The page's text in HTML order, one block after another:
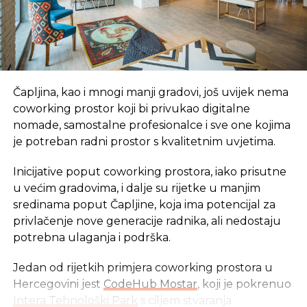
Govoreći o mogućem doprinosu sastanka
unapređenju poslovnog ambijenta, on je primjetio
da se nalazimo u izazovnim vremenima, i globalno i
u regionu, pa bi baš zato Kongres mogao da bude
– Manje više, sve zemlje su suočene sa ekonomskim
izazovima, krizama kad je reč o budžetskoj
stabilnosti, a takođe, u mnogima od njih postoji i
šansa da pokušamo da napravimo pozitivne
pomake i da uputimo poruke, kao ljudi koji
upravljaju biznisom, kakvu to mi želimo političku i
društvenu stabilnost kako bi se biznis razvijao,
rekao je Raičković.
– Cilj predstojećeg Kongresa je, kako je rekao, da se
čuje glas menadžera i lidera.
Čapljina, kao i mnogi manji gradovi, još uvijek nema
coworking prostor koji bi privukao digitalne
nomade, samostalne profesionalce i sve one kojima
je potreban radni prostor s kvalitetnim uvjetima.
Inicijative poput coworking prostora, iako prisutne
u većim gradovima, i dalje su rijetke u manjim
sredinama poput Čapljine, koja ima potencijal za
privlačenje nove generacije radnika, ali nedostaju
potrebna ulaganja i podrška.
Jedan od rijetkih primjera coworking prostora u
Hercegovini jest CodeHub Mostar, koji je pokrenuo
Intera Tehnološki Park s ciljem stvaranja